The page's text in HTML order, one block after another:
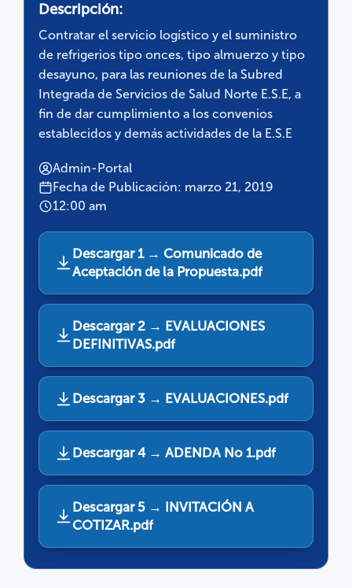
Descripción:
Contratar el servicio logístico y el suministro
de refrigerios tipo onces, tipo almuerzo y tipo
desayuno, para las reuniones de la Subred
Integrada de Servicios de Salud Norte E.S.E, a
fin de dar cumplimiento a los convenios
establecidos y demás actividades de la E.S.E
Admin-Portal
Fecha de Publicación: marzo 21, 2019
12:00 am
Descargar 1 → Comunicado de
Aceptación de la Propuesta.pdf
Descargar 2 → EVALUACIONES
DEFINITIVAS.pdf
Descargar 3 → EVALUACIONES.pdf
Descargar 4 → ADENDA No 1.pdf
Descargar 5 → INVITACIÓN A
COTIZAR.pdf